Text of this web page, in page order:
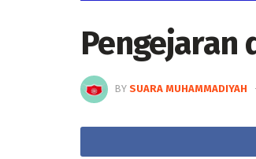
Pengejaran
BY SUARA MUHAMMADIYAH